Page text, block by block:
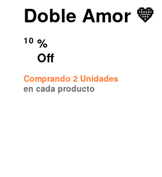
10 %
Off
Doble Amor 💛
Comprando 2 Unidades
en cada producto